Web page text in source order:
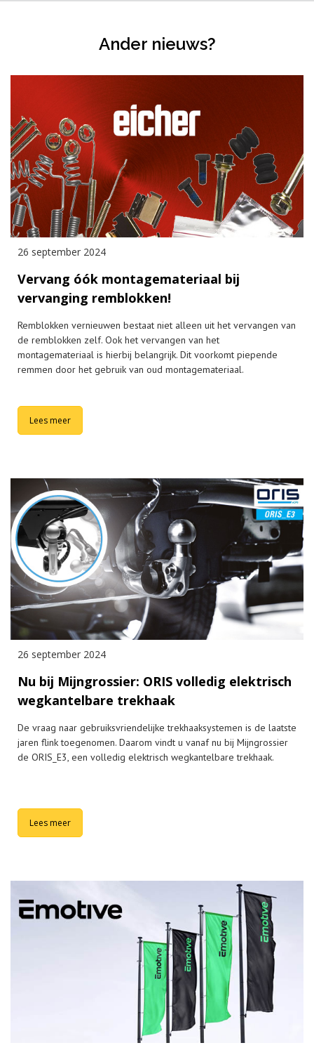
Ander nieuws?
26 september 2024
Vervang óók montagemateriaal bij
vervanging remblokken!
Remblokken vernieuwen bestaat niet alleen uit het vervangen van
de remblokken zelf. Ook het vervangen van het
montagemateriaal is hierbij belangrijk. Dit voorkomt piepende
remmen door het gebruik van oud montagemateriaal.
Lees meer
26 september 2024
Nu bij Mijngrossier: ORIS volledig elektrisch
wegkantelbare trekhaak
De vraag naar gebruiksvriendelijke trekhaaksystemen is de laatste
jaren flink toegenomen. Daarom vindt u vanaf nu bij Mijngrossier
de ORIS_E3, een volledig elektrisch wegkantelbare trekhaak.
Lees meer